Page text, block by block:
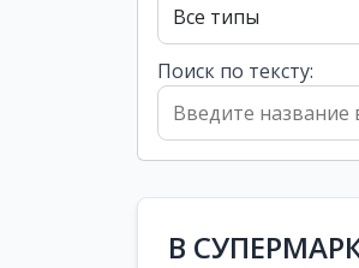
Поиск по тексту:
В